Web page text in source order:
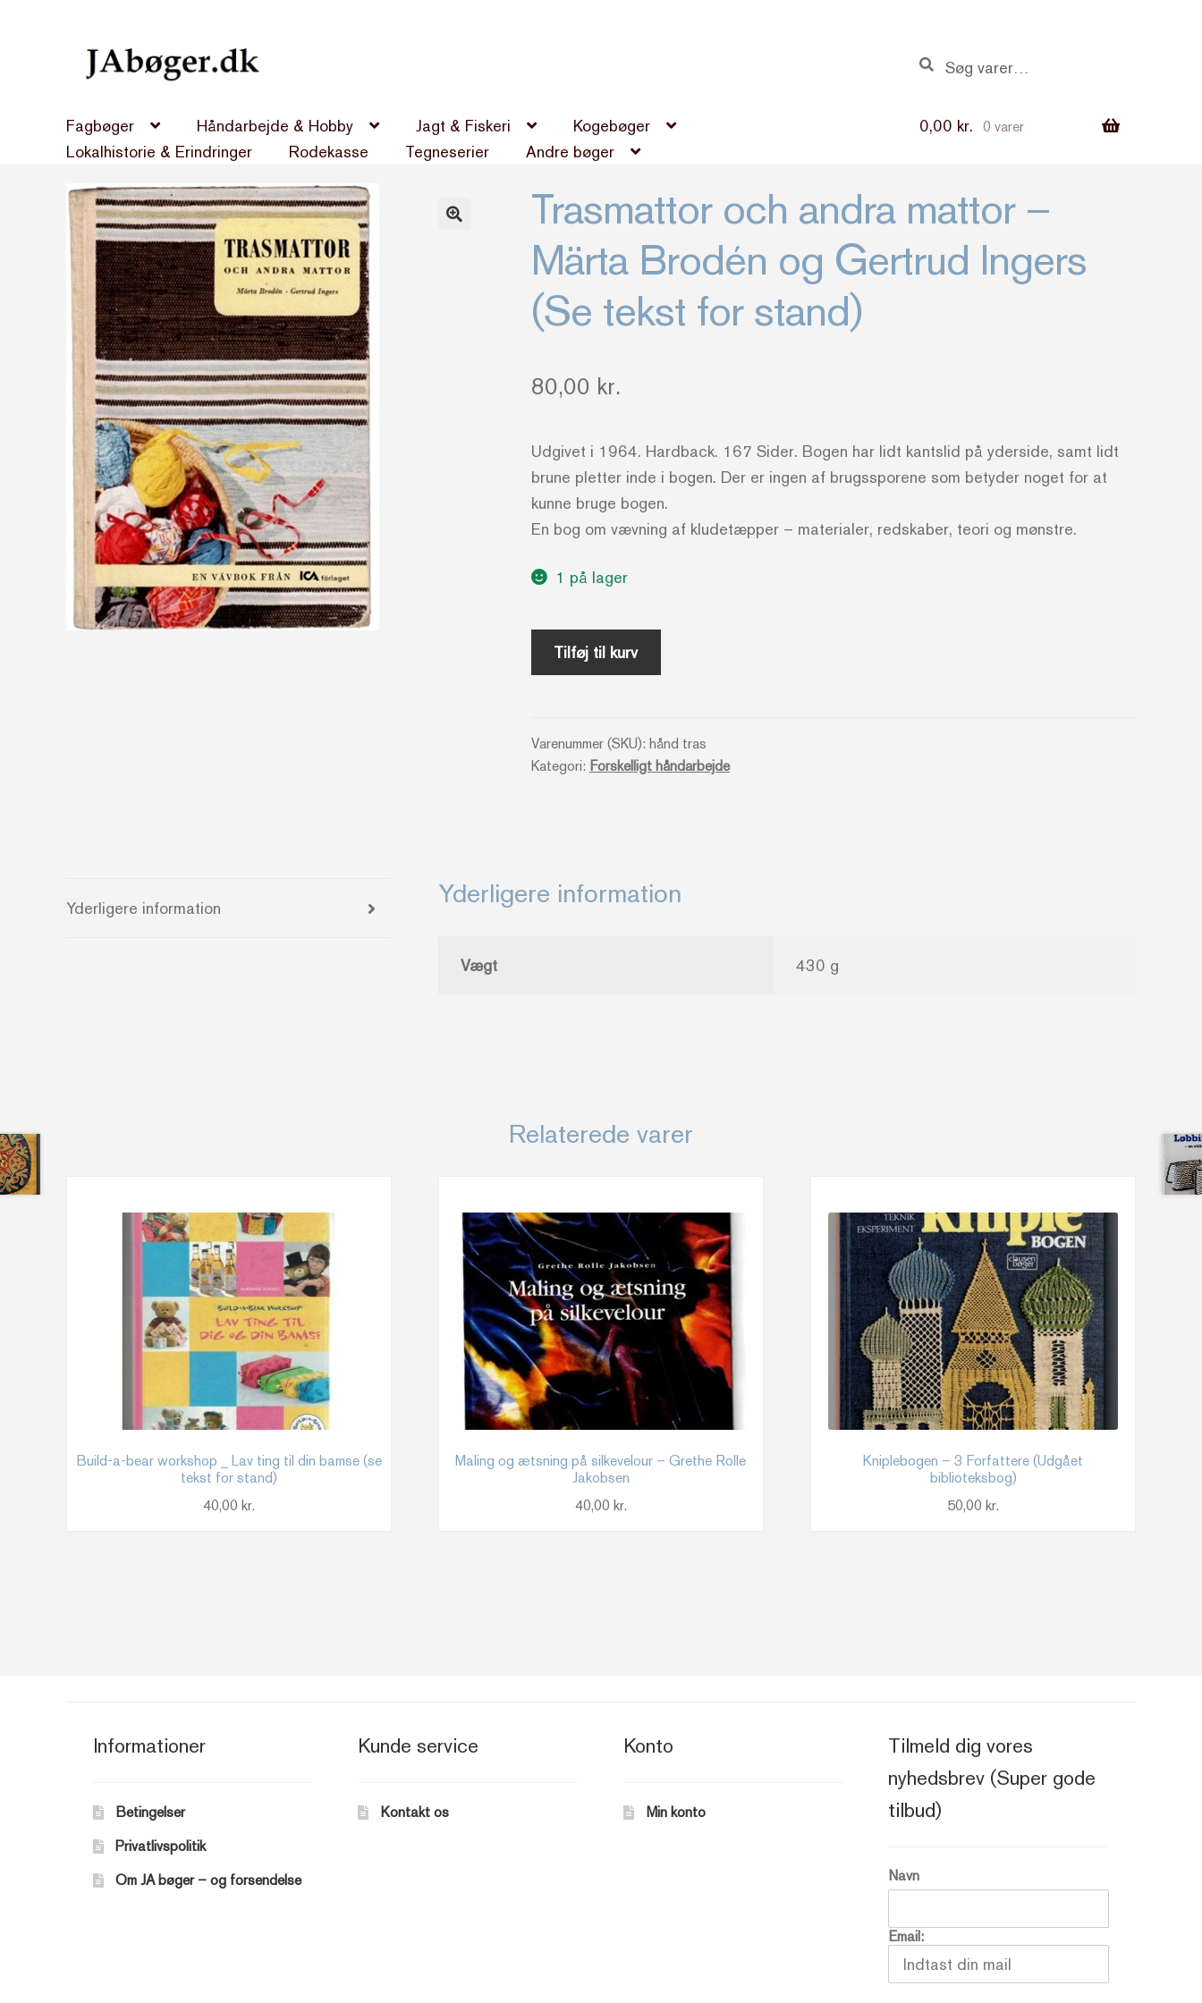
Spring
Spring
efter:
Søg
Fagbøger Håndarbejde & Hobby Jagt & Fiskeri
Kogebøger
Lokalhistorie & Erindringer
Rodekasse Tegneserier Andre bøger
0,00 kr. 0 varer
Trasmattor och andra mattor –
Märta Brodén og Gertrud Ingers
(Se tekst for stand)
80,00 kr.
Udgivet i 1964. Hardback. 167 Sider. Bogen har lidt kantslid på yderside, samt lidt
brune pletter inde i bogen. Der er ingen af brugssporene som betyder noget for at
kunne bruge bogen.
En bog om vævning af kludetæpper – materialer, redskaber, teori og mønstre.
1 på lager
Trasmattor
-
Märta
(Se
Tilføj til kurv
Varenummer (SKU): hånd tras
Kategori: Forskelligt håndarbejde
Yderligere information Yderligere information
Vægt 430 g
Relaterede varer
Build-a-bear workshop _ Lav ting til din bamse (se
tekst for stand)
40,00 kr.
Maling og ætsning på silkevelour – Grethe Rolle
Jakobsen
40,00 kr.
Kniplebogen – 3 Forfattere (Udgået
biblioteksbog)
50,00kr.
Informationer
Betingelser
Privatlivspolitik
Om JA bøger – og forsendelse
Kunde service
Kontakt os
Konto
Min konto
Tilmeld dig vores
nyhedsbrev (Super gode
tilbud)
Navn
Email: